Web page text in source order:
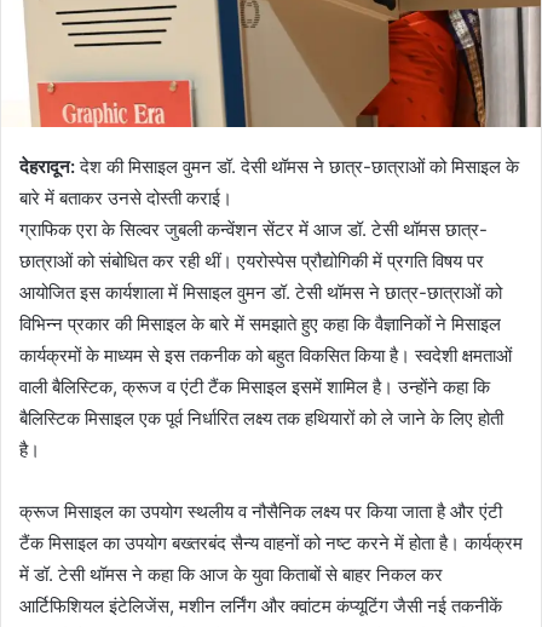
देहरादून:देश की मिसाइल वुमन डॉ. देसी थॉमस ने छात्र-छात्राओं को मिसाइल के
बारे में बताकर उनसे दोस्ती कराई।
ग्राफिक एरा के सिल्वर जुबली कन्वेंशन सेंटर में आज डॉ. टेसी थॉमस छात्र-
छात्राओं को संबोधित कर रही थीं। एयरोस्पेस प्रौद्योगिकी में प्रगति विषय पर
आयोजित इस कार्यशाला में मिसाइल वुमन डॉ. टेसी थॉमस ने छात्र-छात्राओं को
विभिन्न प्रकार की मिसाइल के बारे में समझाते हुए कहा कि वैज्ञानिकों ने मिसाइल
कार्यक्रमों के माध्यम से इस तकनीक को बहुत विकसित किया है। स्वदेशी क्षमताओं
वाली बैलिस्टिक, क्रूज व एंटी टैंक मिसाइल इसमें शामिल है। उन्होंने कहा कि
बैलिस्टिक मिसाइल एक पूर्व निर्धारित लक्ष्य तक हथियारों को ले जाने के लिए होती
है।
क्रूज मिसाइल का उपयोग स्थलीय व नौसैनिक लक्ष्य पर किया जाता है और एंटी
टैंक मिसाइल का उपयोग बख्तरबंद सैन्य वाहनों को नष्ट करने में होता है। कार्यक्रम
में डॉ. टेसी थॉमस ने कहा कि आज के युवा किताबों से बाहर निकल कर
आर्टिफिशियल इंटेलिजेंस, मशीन लर्निंग और क्वांटम कंप्यूटिंग जैसी नई तकनीकें